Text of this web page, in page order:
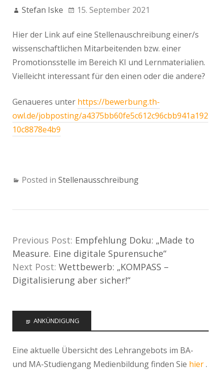
Stefan Iske 15. September 2021
Hier der Link auf eine Stellenauschreibung einer/s
wissenschaftlichen Mitarbeitenden bzw. einer
Promotionsstelle im Bereich KI und Lernmaterialien.
Vielleicht interessant für den einen oder die andere?
Genaueres unter https://bewerbung.th-
owl.de/jobposting/a4375bb60fe5c612c96cbb941a192
10c8878e4b9
Posted in Stellenausschreibung
Previous Post: Empfehlung Doku: „Made to
Measure. Eine digitale Spurensuche“
Next Post: Wettbewerb: „KOMPASS –
Digitalisierung aber sicher!“
ANKÜNDIGUNG
Eine aktuelle Übersicht des Lehrangebots im BA-
und MA-Studiengang Medienbildung finden Sie hier.